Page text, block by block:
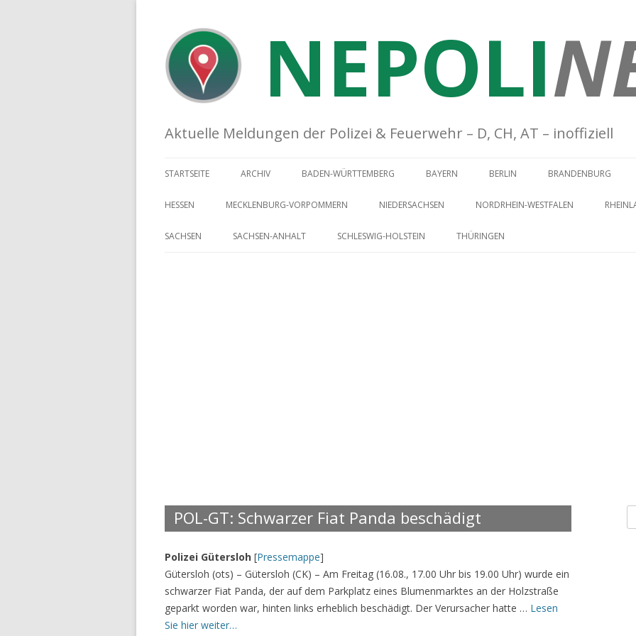
NEPOLI
Aktuelle Meldungen der Polizei & Feuerwehr – D, CH, AT – inoffiziell
STARTSEITE ARCHIV BADEN-WÜRTTEMBERG BAYERN BERLIN BRANDENBURG
HESSEN MECKLENBURG-VORPOMMERN NIEDERSACHSEN NORDRHEIN-WESTFALEN
SACHSEN SACHSEN-ANHALT SCHLESWIG-HOLSTEIN THÜRINGEN
POL-GT: Schwarzer Fiat Panda beschädigt
Polizei Gütersloh [Pressemappe]
Gütersloh (ots) – Gütersloh (CK) – Am Freitag (16.08., 17.00 Uhr bis 19.00 Uhr) wurde ein
schwarzer Fiat Panda, der auf dem Parkplatz eines Blumenmarktes an der Holzstraße
geparkt worden war, hinten links erheblich beschädigt. Der Verursacher hatte … Lesen
Sie hier weiter…